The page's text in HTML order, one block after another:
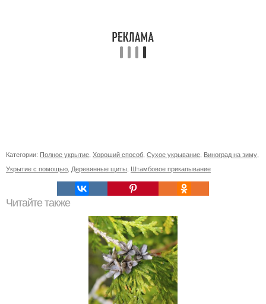
Категории: Полное укрытие Хороший способ Сухое укрывание Виноград на зиму
Укрытие с помощью Деревянные щиты Штамбовое прикапывание
Читайте также